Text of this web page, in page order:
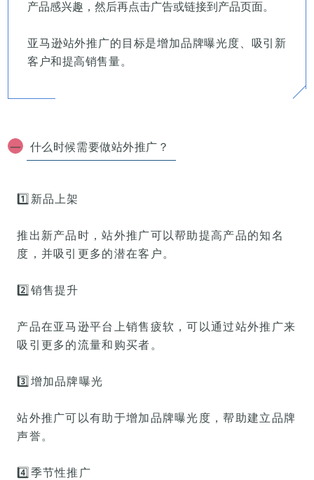
产品感兴趣，然后再点击广告或链接到 产品页面。
亚马逊站外推广的目标是增加品牌曝光度、吸引新
客户和提高销售量。
一 什么时候需要做站外推广？
1️⃣ 新品上架
推出新产品时，站外推广可以帮助提高产品的知名
度，并吸引更多的潜在客户。
2️⃣ 销售提升
产品在亚马逊平台上销售疲软，可以通过站外推广来
吸引更多的流量和购买者。
3️⃣ 增加品牌曝光
站外推广可以有助于增加品牌曝光度，帮助建立品牌
声誉。
4️⃣ 季节性推广